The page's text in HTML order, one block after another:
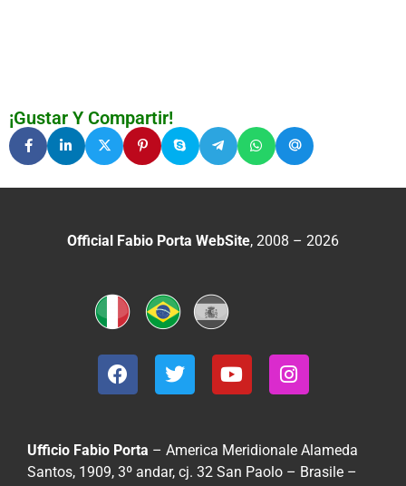
¡Gustar Y Compartir!
Official Fabio Porta WebSite, 2008 – 2026
Ufficio Fabio Porta – America Meridionale Alameda
Santos, 1909, 3º andar, cj. 32 San Paolo – Brasile –